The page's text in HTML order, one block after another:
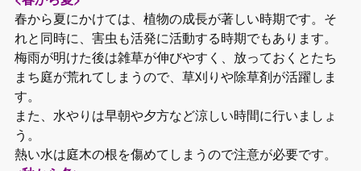
春から夏にかけては、植物の成長が著しい時期です。そ
れと同時に、害虫も活発に活動する時期でもあります。
梅雨が明けた後は雑草が伸びやすく、放っておくとたち
まち庭が荒れてしまうので、草刈りや除草剤が活躍しま
す。
また、水やりは早朝や夕方など涼しい時間に行いましょ
う。
熱い水は庭木の根を傷めてしまうので注意が必要です。